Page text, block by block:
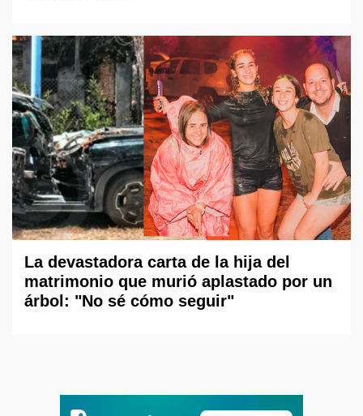
La devastadora carta de la hija del
matrimonio que murió aplastado por un
árbol: "No sé cómo seguir"